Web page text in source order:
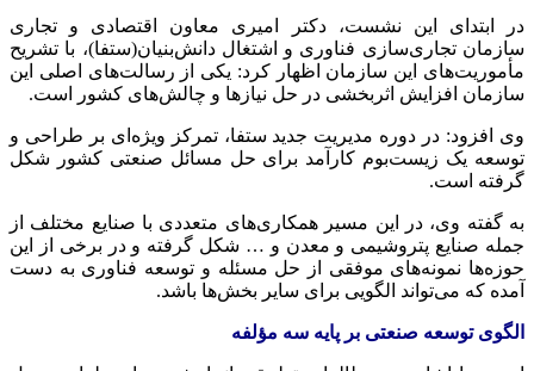
در ابتدای این نشست، دکتر امیری معاون اقتصادی و تجاری
سازمان تجاری‌سازی فناوری و اشتغال دانش‌بنیان(ستفا)، با تشریح
مأموریت‌های این سازمان اظهار کرد: یکی از رسالت‌های اصلی این
سازمان افزایش اثربخشی در حل نیازها و چالش‌های کشور است.
وی افزود: در دوره مدیریت جدید ستفا، تمرکز ویژه‌ای بر طراحی و
توسعه یک زیست‌بوم کارآمد برای حل مسائل صنعتی کشور شکل
گرفته است.
به گفته وی، در این مسیر همکاری‌های متعددی با صنایع مختلف از
جمله صنایع پتروشیمی و معدن و … شکل گرفته و در برخی از این
حوزه‌ها نمونه‌های موفقی از حل مسئله و توسعه فناوری به دست
آمده که می‌تواند الگویی برای سایر بخش‌ها باشد.
الگوی توسعه صنعتی بر پایه سه مؤلفه